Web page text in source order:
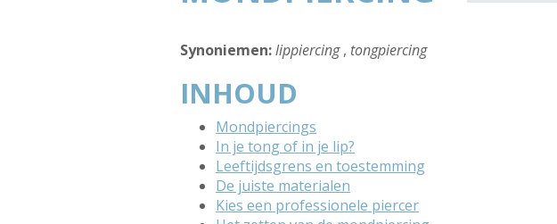
Synoniemen:lippiercing, tongpiercing
INHOUD
Mondpiercings
In je tong of in je lip?
Leeftijdsgrens en toestemming
De juiste materialen
Kies een professionele piercer